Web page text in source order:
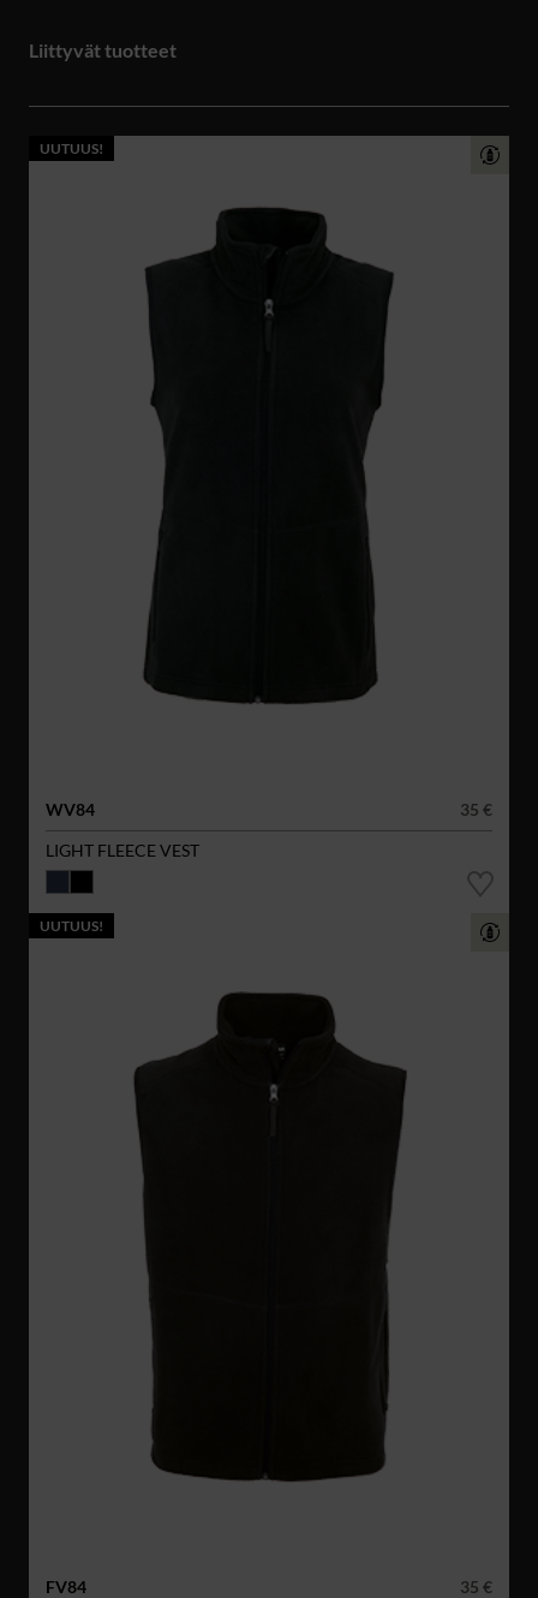
Liittyvät tuotteet
UUTUUS!
WV84
35 €
LIGHT FLEECE VEST
UUTUUS!
FV84
35 €